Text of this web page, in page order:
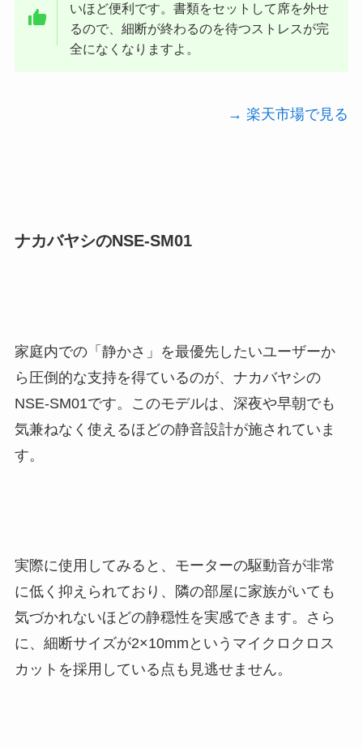
いほど便利です。書類をセットして席を外せ
るので、細断が終わるのを待つストレスが完
全になくなりますよ。
→ 楽天市場で見る
ナカバヤシのNSE-SM01
家庭内での「静かさ」を最優先したいユーザーか
ら圧倒的な支持を得ているのが、ナカバヤシの
NSE-SM01です。このモデルは、深夜や早朝でも
気兼ねなく使えるほどの静音設計が施されていま
す。
実際に使用してみると、モーターの駆動音が非常
に低く抑えられており、隣の部屋に家族がいても
気づかれないほどの静穏性を実感できます。さら
に、細断サイズが2×10mmというマイクロクロス
カットを採用している点も見逃せません。